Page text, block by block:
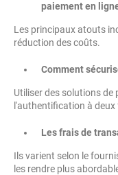
paiement en
Les principaux atouts
réduction des coûts.
Comment
Utiliser des solutions de
l'authentification à deux
Les frais de
Ils varient selon le
les rendre plus